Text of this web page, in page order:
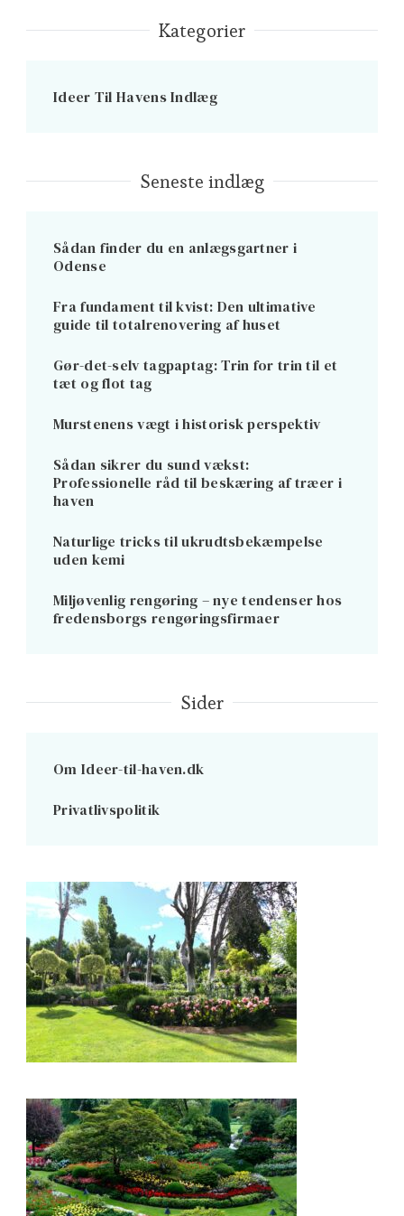
Kategorier
Ideer Til Havens Indlæg
Seneste indlæg
Sådan finder du en anlægsgartner i
Odense
Fra fundament til kvist: Den ultimative
guide til totalrenovering af huset
Gør-det-selv tagpaptag: Trin for trin til et
tæt og flot tag
Murstenens vægt i historisk perspektiv
Sådan sikrer du sund vækst:
Professionelle råd til beskæring af træer i
haven
Naturlige tricks til ukrudtsbekæmpelse
uden kemi
Miljøvenlig rengøring – nye tendenser hos
fredensborgs rengøringsfirmaer
Sider
Om Ideer-til-haven.dk
Privatlivspolitik